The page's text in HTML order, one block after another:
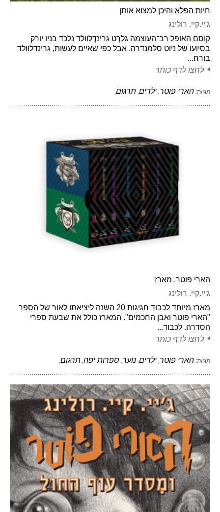
חיות הפלא והיכן למצוא אותן
ג'יי.קיי. רולינג
קוסם האופל רב־העוצמה גֵלֵרְט גרינדֶלוַולד נלכד בניו יורק
בסיועו של ניוט סלמנדרה. אבל כפי שאיים לעשות, גרינדלוולד
בורח...
לחצו לדף כותר
תגיות: הארי פוטר, ילדים, תרגום,
הארי פוטר. מארז
ג'יי.קיי. רולינג
מארז מיוחד לכבוד חגיגות 20 השנה ליציאתו לאור של הספר
"הארי פוטר ואבן החכמים". המארז כולל את שבעת ספרי
הסדרה. לכבוד...
לחצו לדף כותר
תגיות: הארי פוטר, ילדים, נוער, ספרות יפה, תרגום,